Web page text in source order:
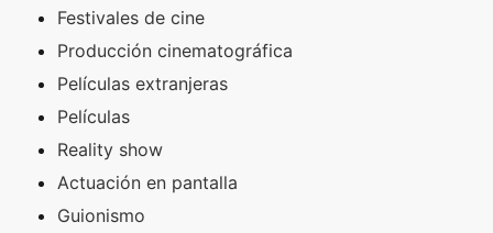
Festivales de cine
Producción cinematográfica
Películas extranjeras
Películas
Reality show
Actuación en pantalla
Guionismo